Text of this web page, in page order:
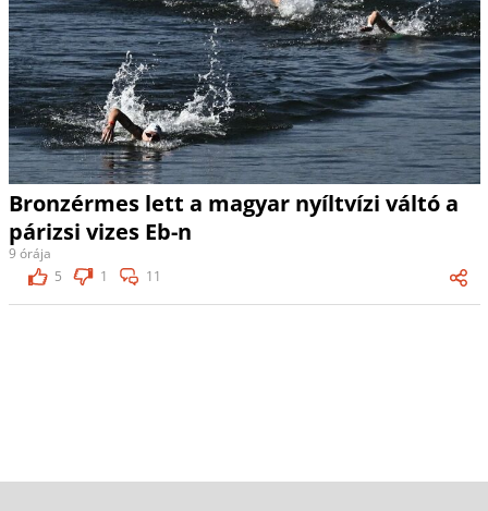
Bronzérmes lett a magyar nyíltvízi váltó a
párizsi vizes Eb-n
9 órája
5
1 11